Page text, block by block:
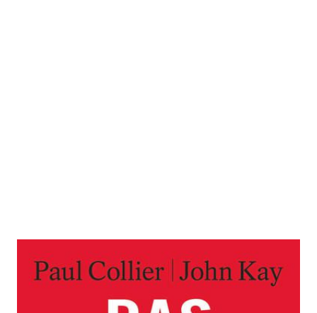
Das Ende der Gier
Zur Wunschliste hinzufügen